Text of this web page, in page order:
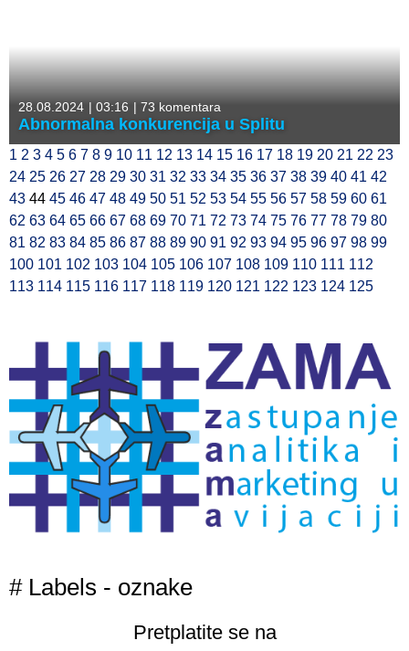
28.08.2024 | 03:16 | 73 komentara
Abnormalna konkurencija u Splitu
1 2 3 4 5 6 7 8 9 10 11 12 13 14 15 16 17 18 19 20 21 22 23
24 25 26 27 28 29 30 31 32 33 34 35 36 37 38 39 40 41 42
43 44 45 46 47 48 49 50 51 52 53 54 55 56 57 58 59 60 61
62 63 64 65 66 67 68 69 70 71 72 73 74 75 76 77 78 79 80
81 82 83 84 85 86 87 88 89 90 91 92 93 94 95 96 97 98 99
100 101 102 103 104 105 106 107 108 109 110 111 112
113 114 115 116 117 118 119 120 121 122 123 124 125
# Labels - oznake
Pretplatite se na